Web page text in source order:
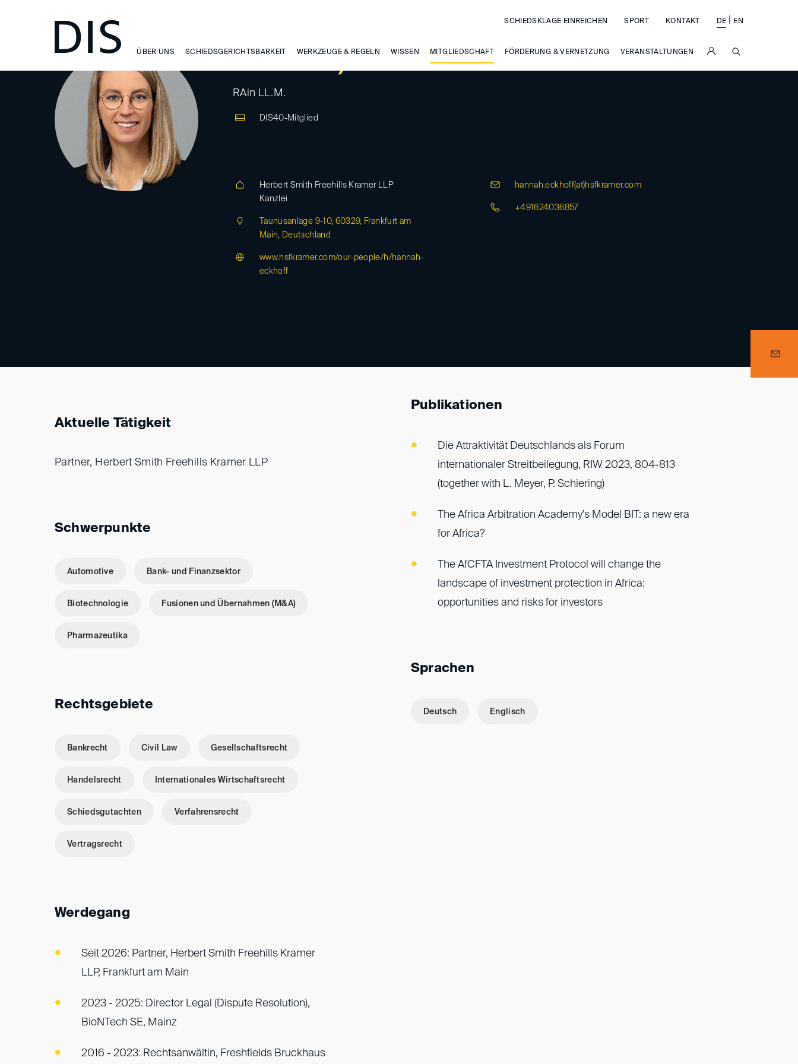
ÜBER UNS SCHIEDSGERICHTSBARKEIT WERKZEUGE & REGELN WISSEN MITGLIEDSCHAFT FÖRDERUNG & VERNETZUNG VERANSTALTUNGEN
SCHIEDSKLAGE EINREICHEN SPORT KONTAKT DE EN
Eckhoff, Hannah
RAin LL.M.
DIS40-Mitglied
Herbert Smith Freehills Kramer LLP
Kanzlei
Taunusanlage 9-10, 60329, Frankfurt am
Main, Deutschland
www.hsfkramer.com/our-people/h/hannah-
eckhoff
hannah.eckhoff(at)hsfkramer.com
+491624036857
Aktuelle Tätigkeit
Partner, Herbert Smith Freehills Kramer LLP
Schwerpunkte
Automotive Bank- und Finanzsektor
Biotechnologie Fusionen und Übernahmen (M&A)
Pharmazeutika
Rechtsgebiete
Bankrecht Civil Law Gesellschaftsrecht
Handelsrecht Internationales Wirtschaftsrecht
Schiedsgutachten Verfahrensrecht
Vertragsrecht
Werdegang
Seit 2026: Partner, Herbert Smith Freehills Kramer
LLP, Frankfurt am Main
2023 - 2025: Director Legal (Dispute Resolution),
BioNTech SE, Mainz
2016 - 2023: Rechtsanwältin, Freshfields Bruckhaus
Publikationen
Die Attraktivität Deutschlands als Forum
internationaler Streitbeilegung, RIW 2023, 804-813
(together with L. Meyer, P. Schiering)
The Africa Arbitration Academy's Model BIT: a new era
for Africa?
The AfCFTA Investment Protocol will change the
landscape of investment protection in Africa:
opportunities and risks for investors
Sprachen
Deutsch Englisch